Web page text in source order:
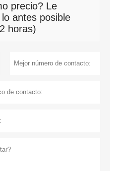
precio? Le
antes posible
horas)